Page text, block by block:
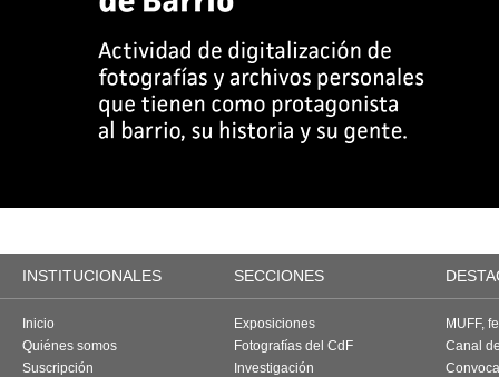
INSTITUCIONALES SECCIONES
Inicio
Quiénes somos
Suscripción
Exposiciones
Fotografías del CdF
Investigación
MUFF,
Canal